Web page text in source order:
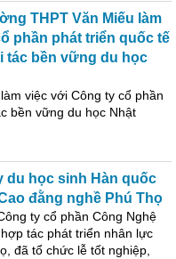
THPT Văn Miếu làm
phần phát triển quốc tế
tác bền vững du học
việc với Công ty cổ phần
bền vững du học Nhật
du học sinh Hàn quốc
đằng nghề Phú Thọ
ty cổ phần Công Nghệ
hợp tác phát triển nhân lực
đã tổ chức lễ tốt nghiệp,